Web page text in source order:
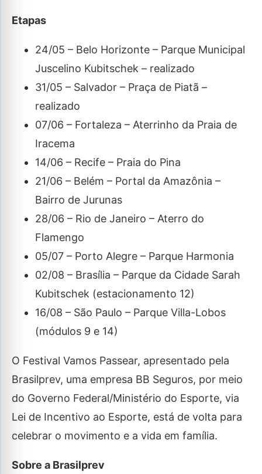
Etapas
24/05 – Belo Horizonte – Parque Municipal
Juscelino Kubitschek – realizado
31/05 – Salvador – Praça de Piatã –
realizado
07/06 – Fortaleza – Aterrinho da Praia de
Iracema
14/06 – Recife – Praia do Pina
21/06 – Belém – Portal da Amazônia –
Bairro de Jurunas
28/06 – Rio de Janeiro – Aterro do
Flamengo
05/07 – Porto Alegre – Parque Harmonia
02/08 – Brasília – Parque da Cidade Sarah
Kubitschek (estacionamento 12)
16/08 – São Paulo – Parque Villa-Lobos
(módulos 9 e 14)
O Festival Vamos Passear, apresentado pela
Brasilprev, uma empresa BB Seguros, por meio
do Governo Federal/Ministério do Esporte, via
Lei de Incentivo ao Esporte, está de volta para
celebrar o movimento e a vida em família.
Sobre a Brasilprev